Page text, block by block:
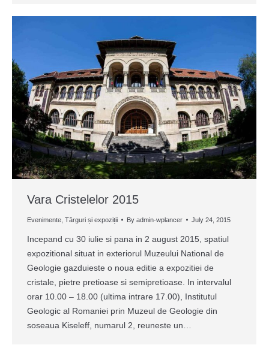
Vara Cristelelor 2015
Evenimente Târguri și expoziții By admin-wplancer July 24, 2015
Incepand cu 30 iulie si pana in 2 august 2015, spatiul
expozitional situat in exteriorul Muzeului National de
Geologie gazduieste o noua editie a expozitiei de
cristale, pietre pretioase si semipretioase. In intervalul
orar 10.00 – 18.00 (ultima intrare 17.00), Institutul
Geologic al Romaniei prin Muzeul de Geologie din
soseaua Kiseleff, numarul 2, reuneste un…